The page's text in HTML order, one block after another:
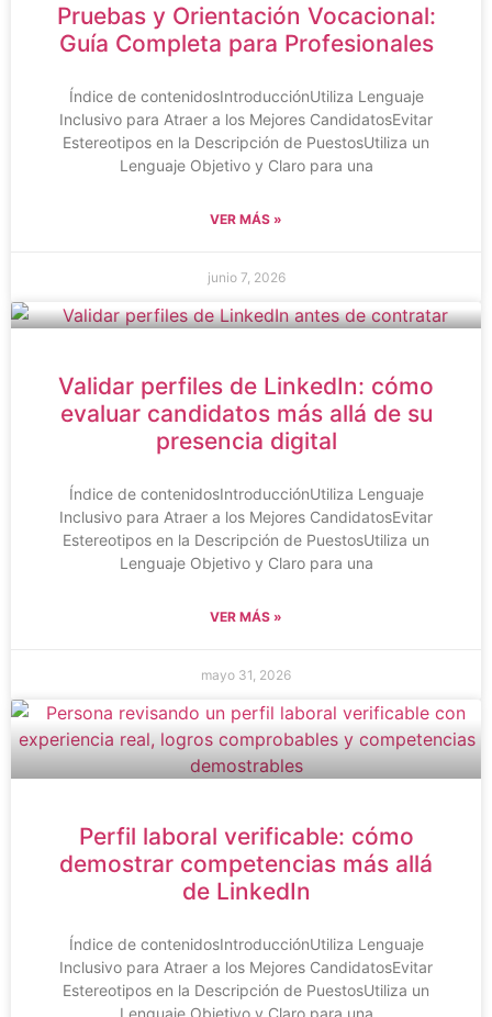
Pruebas y Orientación Vocacional:
Guía Completa para Profesionales
Índice de contenidosIntroducciónUtiliza Lenguaje
Inclusivo para Atraer a los Mejores CandidatosEvitar
Estereotipos en la Descripción de PuestosUtiliza un
Lenguaje Objetivo y Claro para una
VER MÁS »
junio 7, 2026
Validar perfiles de LinkedIn: cómo
evaluar candidatos más allá de su
presencia digital
Índice de contenidosIntroducciónUtiliza Lenguaje
Inclusivo para Atraer a los Mejores CandidatosEvitar
Estereotipos en la Descripción de PuestosUtiliza un
Lenguaje Objetivo y Claro para una
VER MÁS »
mayo 31, 2026
Perfil laboral verificable: cómo
demostrar competencias más allá
de LinkedIn
Índice de contenidosIntroducciónUtiliza Lenguaje
Inclusivo para Atraer a los Mejores CandidatosEvitar
Estereotipos en la Descripción de PuestosUtiliza un
Lenguaje Objetivo y Claro para una